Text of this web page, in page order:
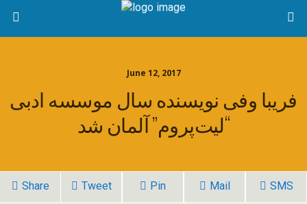
June 12, 2017
فریبا وفی نویسنده سال موسسه ادبی
“لیت‌پروم” آلمان شد
Share Tweet Pin Mail SMS